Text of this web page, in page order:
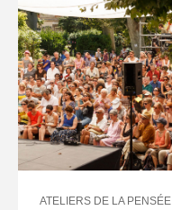
ATELIERS DE LA PENSÉE